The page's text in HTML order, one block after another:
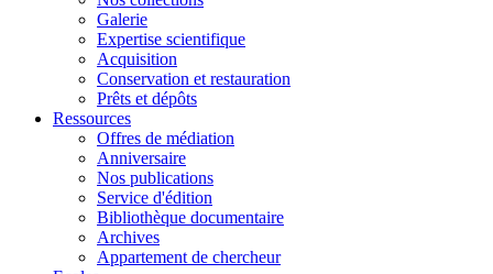
Galerie
Expertise scientifique
Acquisition
Conservation et restauration
Prêts et dépôts
Ressources
Offres de médiation
Anniversaire
Nos publications
Service d'édition
Bibliothèque documentaire
Archives
Appartement de chercheur